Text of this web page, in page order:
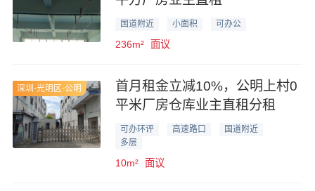
国道附近 小面积 可办公
236m² 面议
深圳-光明区-公明
首月租金立减10%，公明上村0
平米厂房仓库业主直租分租
可办环评 高速路口
国道附近
多层
10m² 面议